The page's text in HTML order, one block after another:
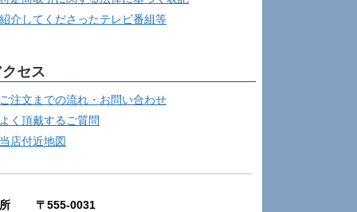
紹介してくださったテレビ番組等
セス
ご注文までの流れ・お問い合わせ
よく頂戴するご質問
当店付近地図
所 〒555-0031